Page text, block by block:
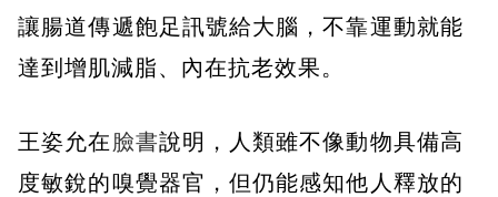
讓腸道傳遞飽足訊號給大腦，不靠運動就能
達到增肌減脂、內在抗老效果。
王姿允在臉書說明，人類雖不像動物具備高
度敏銳的嗅覺器官，但仍能感知他人釋放的